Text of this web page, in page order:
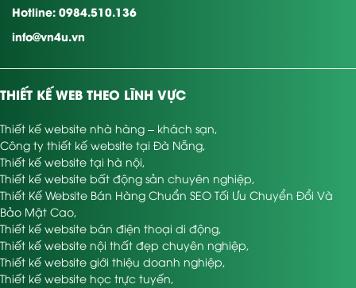
Hotline: 0984.510.136
info@vn4u.vn
THIẾT KẾ WEB THEO LĨNH VỰC
Thiết kế website nhà hàng – khách sạn,
Công ty thiết kế website tại Đà Nẵng,
Thiết kế website tại hà nội,
Thiết kế website bất động sản chuyên nghiệp,
Thiết Kế Website Bán Hàng Chuẩn SEO Tối Ưu Chuyển Đổi Và
Bảo Mật Cao,
Thiết kế website bán điện thoại di động,
Thiết kế website nội thất đẹp chuyên nghiệp,
Thiết kế website giới thiệu doanh nghiệp,
Thiết kế website học trực tuyến,